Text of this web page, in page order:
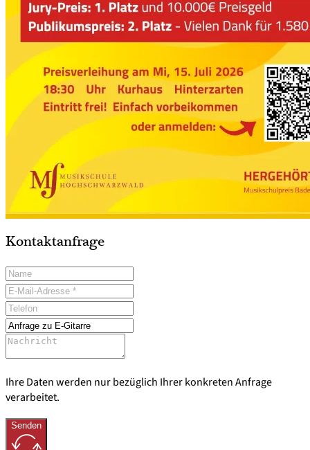
Kontaktanfrage
Ihre Daten werden nur bezüglich Ihrer konkreten Anfrage
verarbeitet.
Senden